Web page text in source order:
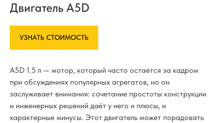
Двигатель A5D
УЗНАТЬ СТОИМОСТЬ
A5D 1.5 л — мотор, который часто остаётся за кадром
при обсуждениях популярных агрегатов, но он
заслуживает внимания: сочетание простоты конструкции
и инженерных решений даёт у него и плюсы, и
характерные минусы. Этот двигатель может порадовать